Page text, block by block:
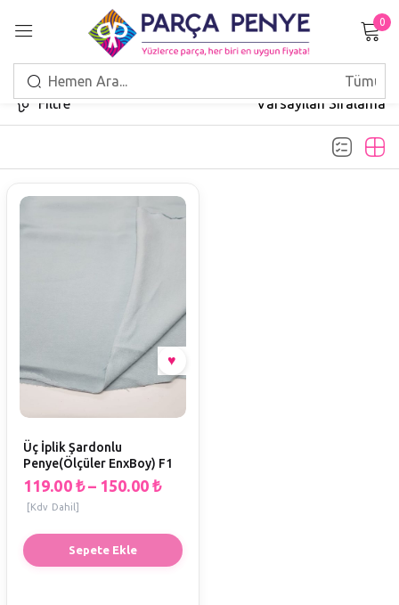
0
Filtre Varsayılan Sıralama
Sepete Ekle
Üç İplik Şardonlu
Penye(Ölçüler EnxBoy) F1
119.00 ₺ – 150.00 ₺
[Kdv Dahil]
Giriş Yap